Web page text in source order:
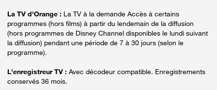
La TV d'Orange : La TV à la demande Accès à certains
programmes (hors films) à partir du lendemain de la diffusion
(hors programmes de Disney Channel disponibles le lundi suivant
la diffusion) pendant une période de 7 à 30 jours (selon le
programme).
L'enregistreur TV : Avec décodeur compatible. Enregistrements
conservés 36 mois.